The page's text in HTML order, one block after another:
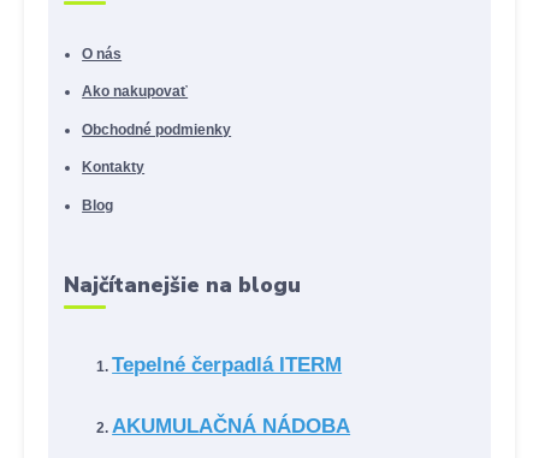
O nás
Ako nakupovať
Obchodné podmienky
Kontakty
Blog
Najčítanejšie na blogu
Tepelné čerpadlá ITERM
AKUMULAČNÁ NÁDOBA